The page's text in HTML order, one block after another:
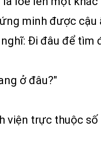
minh được
Đi đâu để tìm
ở đâu?"
viện trực thuộc số